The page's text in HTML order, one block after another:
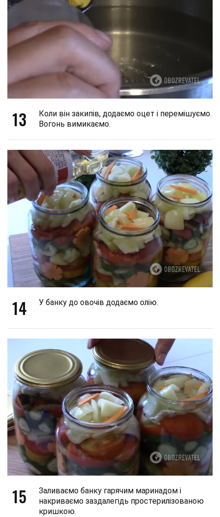
13
Коли він закипів, додаємо оцет і перемішуємо.
Вогонь вимикаємо.
14 У банку до овочів додаємо олію.
15
Заливаємо банку гарячим маринадом і
накриваємо заздалегідь простерилізованою
кришкою.